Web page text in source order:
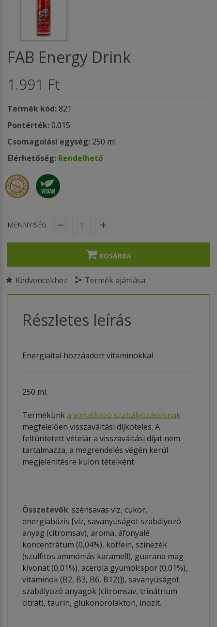
FAB Energy Drink
1.991 Ft
Termék kód:821
Pontérték:0.015
Csomagolási egység: 250 ml
Elérhetőség: Rendelhető
MENNYISÉG
KOSÁRBA
Kedvencekhez Termék ajánlása
Részletes leírás
Energiaital hozzáadott vitaminokkal
250 ml.
Termékünka vonatkozó szabályozásoknak
megfelelően visszaváltási díjköteles. A
feltüntetett vételár a visszaváltási díjat nem
tartalmazza, a megrendelés végén kerül
megjelenítésre külön tételként.
Összetevők: szénsavas víz, cukor,
energiabázis [víz, savanyúságot szabályozó
anyag (citromsav), aroma, áfonyalé
koncentrátum (0,04%), koffein, színezék
(szulfitos ammóniás karamell), guarana mag
kivonat (0,01%), acerola gyümölcspor (0,01%),
vitaminok (B2, B3, B6, B12)]), savanyúságot
szabályozó anyagok (citromsav, trinátrium
citrát), taurin, glükonorolakton, inozit.